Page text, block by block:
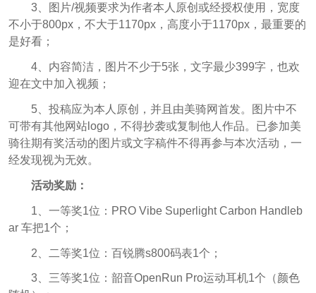
3、图片/视频要求为作者本人原创或经授权使用，宽度
不小于800px，不大于1170px，高度小于1170px，最重要的
是好看；
4、内容简洁，图片不少于5张，文字最少399字，也欢
迎在文中加入视频；
5、投稿应为本人原创，并且由美骑网首发。图片中不
可带有其他网站logo，不得抄袭或复制他人作品。已参加美
骑往期有奖活动的图片或文字稿件不得再参与本次活动，一
经发现视为无效。
活动奖励：
1、一等奖1位：PRO Vibe Superlight Carbon Handleb
ar 车把1个；
2、二等奖1位：百锐腾s800码表1个；
3、三等奖1位：韶音OpenRun Pro运动耳机1个（颜色